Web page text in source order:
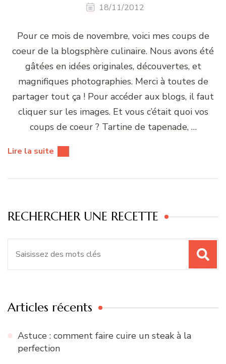
18/11/2012
Pour ce mois de novembre, voici mes coups de
coeur de la blogsphère culinaire. Nous avons été
gâtées en idées originales, découvertes, et
magnifiques photographies. Merci à toutes de
partager tout ça ! Pour accéder aux blogs, il faut
cliquer sur les images. Et vous c’était quoi vos
coups de coeur ? Tartine de tapenade, …
Lire la suite
RECHERCHER UNE RECETTE
Articles récents
Astuce : comment faire cuire un steak à la
perfection